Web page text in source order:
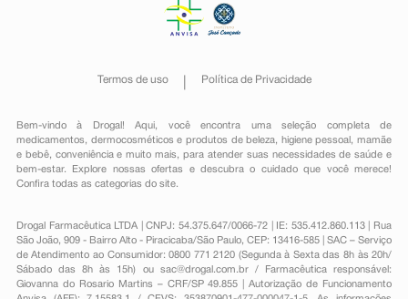
Termos de uso Política de Privacidade
Bem-vindo à Drogal! Aqui, você encontra uma seleção completa de
medicamentos , dermocosméticos e produtos de beleza, higiene pessoal ,mamãe
e bebê, conveniênciae muito mais, para atender suas necessidades de saúde e
bem-estar. Explore nossas ofertas e descubra o cuidado que você merece!
Confira todas as categorias do site.
Drogal Farmacêutica LTDA | CNPJ: 54.375.647/0066-72 | IE: 535.412.860.113 | Rua
São João, 909 - Bairro Alto - Piracicaba/São Paulo, CEP: 13416-585 | SAC – Serviço
de Atendimento ao Consumidor: 0800 771 2120 (Segunda à Sexta das 8h às 20h/
Sábado das 8h às 15h) ou sac@drogal.com.br/ Farmacêutica responsável:
Giovanna do Rosario Martins – CRF/SP 49.855 | Autorização de Funcionamento